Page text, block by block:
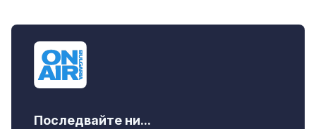
Последвайте ни...